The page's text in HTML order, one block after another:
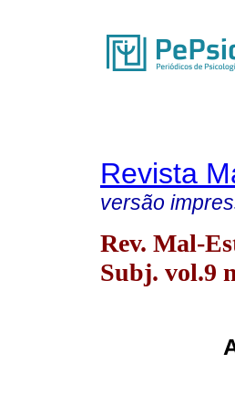
Revista
versão
Rev. Mal-
Subj. vol.9